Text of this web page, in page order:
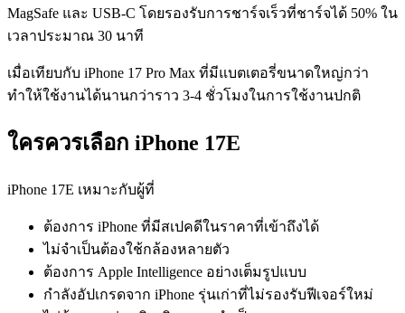
MagSafe และ USB-C โดยรองรับการชาร์จเร็วที่ชาร์จได้ 50% ใน
เวลาประมาณ 30 นาที
เมื่อเทียบกับ iPhone 17 Pro Max ที่มีแบตเตอรี่ขนาดใหญ่กว่า
ทำให้ใช้งานได้นานกว่าราว 3-4 ชั่วโมงในการใช้งานปกติ
ใครควรเลือก iPhone 17E
iPhone 17E เหมาะกับผู้ที่
ต้องการ iPhone ที่มีสเปคดีในราคาที่เข้าถึงได้
ไม่จำเป็นต้องใช้กล้องหลายตัว
ต้องการ Apple Intelligence อย่างเต็มรูปแบบ
กำลังอัปเกรดจาก iPhone รุ่นเก่าที่ไม่รองรับฟีเจอร์ใหม่